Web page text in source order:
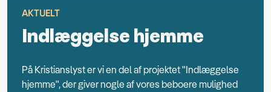
AKTUELT
Indlæggelse hjemme
På Kristianslyst er vi en del af projektet "Indlæggelse
hjemme", der giver nogle af vores beboere mulighed